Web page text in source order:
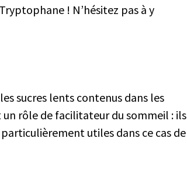
! N’hésitez pas à y
sucres lents contenus dans les
rôle de facilitateur du sommeil : ils
utiles dans ce cas de